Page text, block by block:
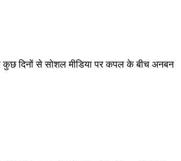
कुछ दिनों से सोशल मीडिया पर कपल के बीच अनबन